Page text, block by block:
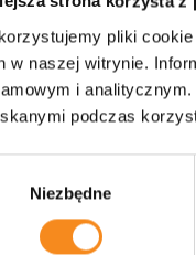
pliki
w naszej witrynie.
i
podczas
Niezbędne